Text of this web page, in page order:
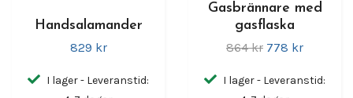
Handsalamander
829 kr
I lager - Leveranstid:
Gasbrännare med
gasflaska
864 kr 778 kr
I lager - Leveranstid: